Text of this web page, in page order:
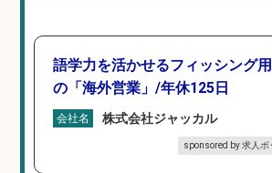
語学力を活かせるフィッシング
の「海外営業」/年休125日
会社名 株式会社ジャッカル
sponsored by 求人ボ